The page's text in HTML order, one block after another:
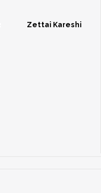
Zettai Kareshi